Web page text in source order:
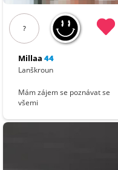
?
Millaa 44
Lanškroun
Mám zájem se poznávat se
všemi